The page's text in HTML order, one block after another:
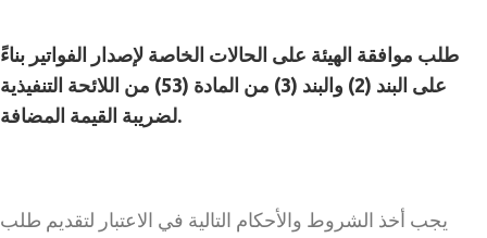
طلب موافقة الهيئة على الحالات الخاصة لإصدار الفواتير بناءً
على البند (2) والبند (3) من المادة (53) من اللائحة التنفيذية
لضريبة القيمة المضافة.
يجب أخذ الشروط والأحكام التالية في الاعتبار لتقديم طلب